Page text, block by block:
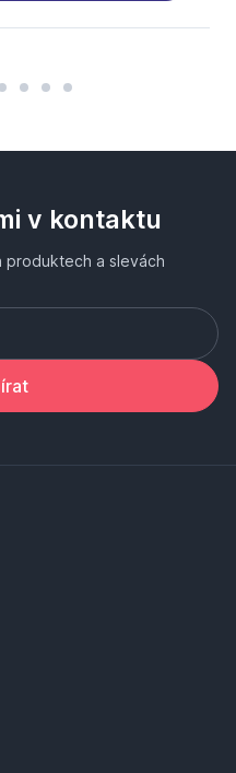
v kontaktu
produktech a slevách